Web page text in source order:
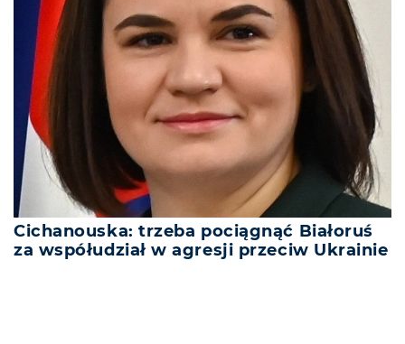
Cichanouska: trzeba pociągnąć Białoruś
za współudział w agresji przeciw Ukrainie